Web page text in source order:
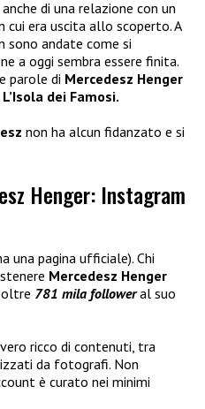
di una relazione con un
cui era uscita allo scoperto. A
sono andate come si
a oggi sembra essere finita.
parole di Mercedesz Henger
L’Isola dei Famosi.
non ha alcun fidanzato e si
Henger: Instagram
una pagina ufficiale). Chi
Mercedesz Henger
oltre 781 mila followeral suo
ricco di contenuti, tra
da fotografi. Non
è curato nei minimi